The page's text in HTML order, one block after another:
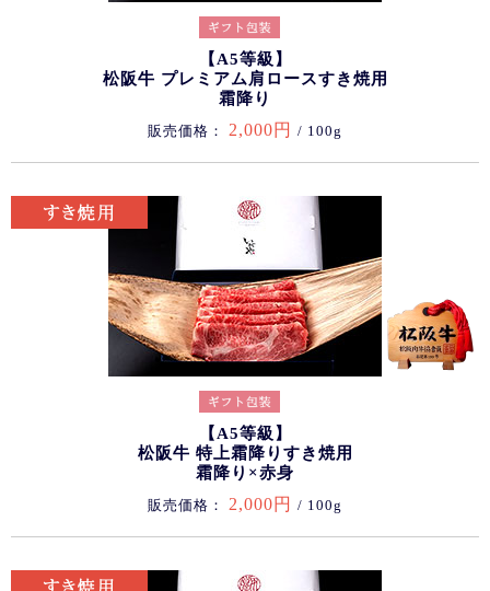
【A5等級】
松阪牛 プレミアム肩ロースすき焼用
霜降り
販売価格： 2,000円 / 100g
【A5等級】
松阪牛 特上霜降りすき焼用
霜降り×赤身
販売価格： 2,000円 / 100g